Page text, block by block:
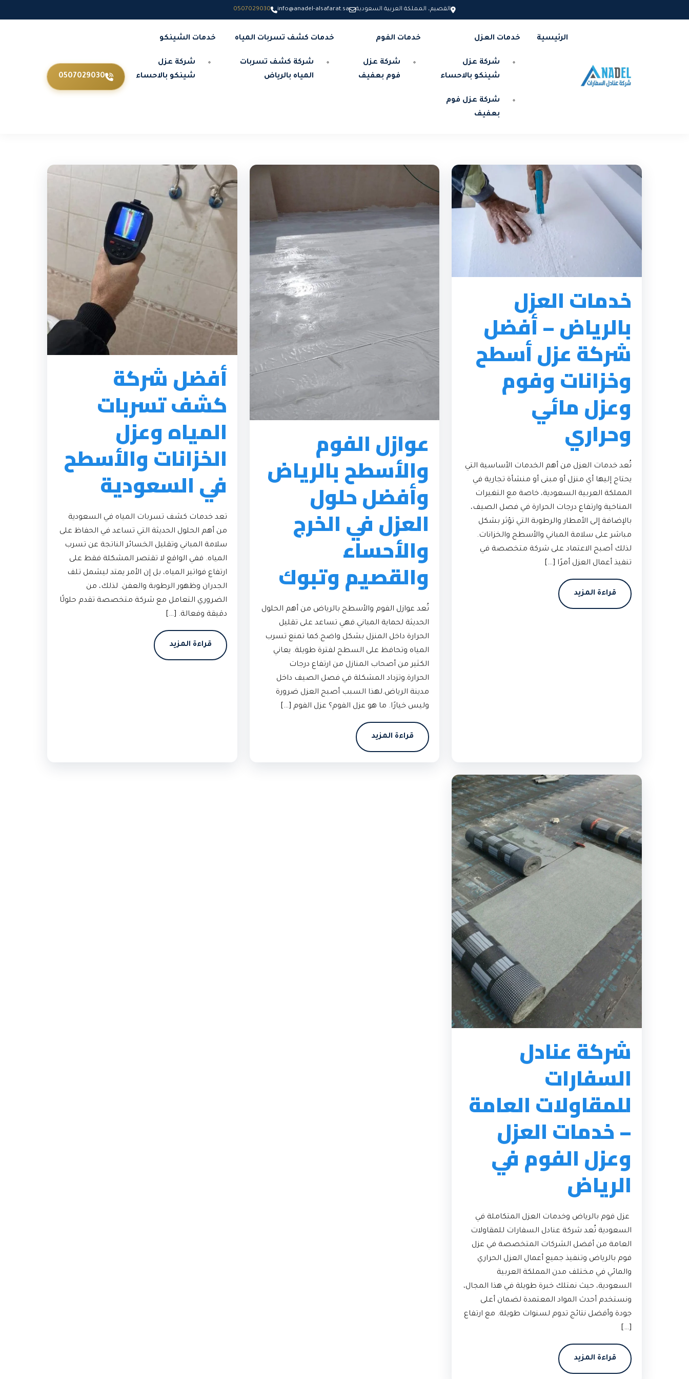
القصيم، المملكة العربية السعودية info@anadel-alsafarat.sa
0507029030
الرئيسية خدمات العزل
شركة عزل
شينكو بالاحساء
شركة عزل فوم
بعفيف
خدمات الفوم
شركة عزل
فوم بعفيف
خدمات كشف تسربات المياه
شركة كشف تسربات
المياه بالرياض
خدمات الشينكو
شركة عزل
شينكو بالاحساء
0507029030
خدمات العزل
بالرياض – أفضل
شركة عزل أسطح
وخزانات وفوم
وعزل مائي
وحراري
تُعد خدمات العزل من أهم الخدمات الأساسية التي
يحتاج إليها أي منزل أو مبنى أو منشأة تجارية في
المملكة العربية السعودية، خاصة مع التغيرات
المناخية وارتفاع درجات الحرارة في فصل الصيف،
بالإضافة إلى الأمطار والرطوبة التي تؤثر بشكل
مباشر على سلامة المباني والأسطح والخزانات.
لذلك أصبح الاعتماد على شركة متخصصة في
تنفيذ أعمال العزل أمرًا […]
قراءة المزيد
عوازل الفوم
والأسطح بالرياض
وأفضل حلول
العزل في الخرج
والأحساء
والقصيم وتبوك
تُعد عوازل الفوم والأسطح بالرياض من أهم الحلول
الحديثة لحماية المباني.فهي تساعد على تقليل
الحرارة داخل المنزل بشكل واضح.كما تمنع تسرب
المياه وتحافظ على السطح لفترة طويلة. يعاني
الكثير من أصحاب المنازل من ارتفاع درجات
الحرارة.وتزداد المشكلة في فصل الصيف داخل
مدينة الرياض.لهذا السبب أصبح العزل ضرورة
وليس خيارًا. ما هو عزل الفوم؟ عزل الفوم […]
قراءة المزيد
أفضل شركة
كشف تسربات
المياه وعزل
الخزانات والأسطح
في السعودية
تعد خدمات كشف تسربات المياه في السعودية
من أهم الحلول الحديثة التي تساعد في الحفاظ على
سلامة المباني وتقليل الخسائر الناتجة عن تسرب
المياه. ففي الواقع لا تقتصر المشكلة فقط على
ارتفاع فواتير المياه، بل إن الأمر يمتد ليشمل تلف
الجدران وظهور الرطوبة والعفن. لذلك، من
الضروري التعامل مع شركة متخصصة تقدم حلولًا
دقيقة وفعالة. […]
قراءة المزيد
شركة عنادل
السفارات
للمقاولات العامة
– خدمات العزل
وعزل الفوم في
الرياض
عزل فوم بالرياض وخدمات العزل المتكاملة في
السعودية تُعد شركة عنادل السفارات للمقاولات
العامة من أفضل الشركات المتخصصة في عزل
فوم بالرياض وتنفيذ جميع أعمال العزل الحراري
والمائي في مختلف مدن المملكة العربية
السعودية، حيث نمتلك خبرة طويلة في هذا المجال،
ونستخدم أحدث المواد المعتمدة لضمان أعلى
جودة وأفضل نتائج تدوم لسنوات طويلة. مع ارتفاع
[…]
قراءة المزيد